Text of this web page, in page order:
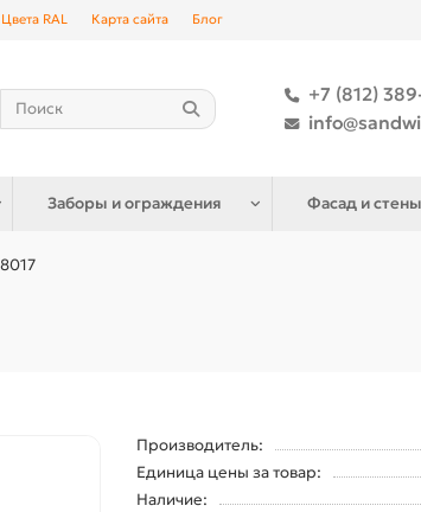
Цвета RAL Карта сайта Блог
+7 (812)
Заборы и ограждения Фасад и стены
Производитель:
Единица цены за товар:
Наличие: